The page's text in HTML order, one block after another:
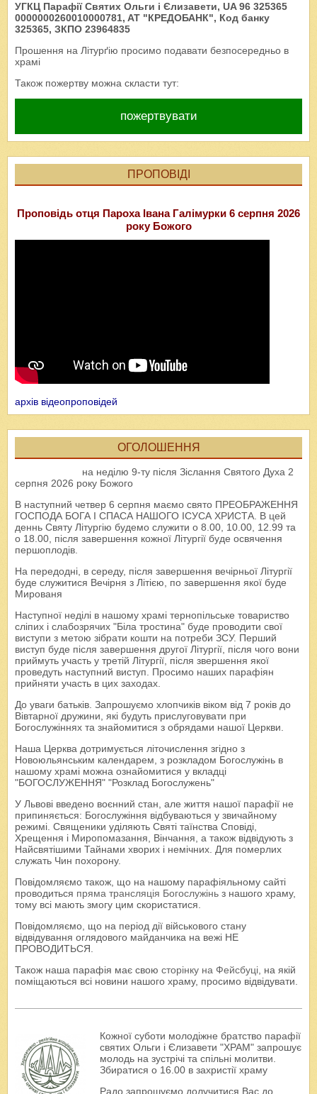
УГКЦ Парафії Святих Ольги і Єлизавети, UA 96 325365
0000000260010000781, AT "КРЕДОБАНК", Код банку
325365, ЗКПО 23964835
Прошення на Літурґію просимо подавати безпосередньо в
храмі
Також пожертву можна скласти тут:
пожертвувати
ПРОПОВІДІ
Проповідь отця Пароха Івана Галімурки 6 серпня 2026
року Божого
архів відеопроповідей
ОГОЛОШЕННЯ
на неділю 9-ту після Зіслання Святого Духа 2
серпня 2026 року Божого
В наступний четвер 6 серпня маємо свято ПРЕОБРАЖЕННЯ
ГОСПОДА БОГА І СПАСА НАШОГО ІСУСА ХРИСТА. В цей
деннь Святу Літургію будемо служити о 8.00, 10.00, 12.99 та
о 18.00, після завершення кожної Літургії буде освячення
першоплодів.
На передодні, в середу, після завершення вечірньої Літургії
буде служитися Вечірня з Літією, по завершення якої буде
Мированя
Наступної неділі в нашому храмі тернопільське товариство
сліпих і слабозрячих "Біла тростина" буде проводити свої
виступи з метою зібрати кошти на потреби ЗСУ. Перший
виступ буде після завершення другої Літургії, після чого вони
приймуть участь у третій Літургії, після звершення якої
проведуть наступний виступ. Просимо наших парафіян
прийняти участь в цих заходах.
До уваги батьків. Запрошуємо хлопчиків віком від 7 років до
Вівтарної дружини, які будуть прислуговувати при
Богослужіннях та знайомитися з обрядами нашої Церкви.
Наша Церква дотримується літочислення згідно з
Новоюльянським календарем, з розкладом Богослужінь в
нашому храмі можна ознайомитися у вкладці
"БОГОСЛУЖЕННЯ" "Розклад Богослужень"
У Львові введено воєнний стан, але життя нашої парафії не
припиняється: Богослужіння відбуваються у звичайному
режимі. Священики уділяють Святі таїнства Сповіді,
Хрещення і Миропомазання, Вінчання, а також відвідують з
Найсвятішими Тайнами хворих і немічних. Для померлих
служать Чин похорону.
Повідомляємо також, що на нашому парафіяльному сайті
проводиться пряма трансляція Богослужінь з нашого храму,
тому всі мають змогу цим скористатися.
Повідомляємо, що на період дії військового стану
відвідування оглядового майданчика на вежі НЕ
ПРОВОДИТЬСЯ.
Також наша парафія має свою сторінку на Фейсбуці, на якій
поміщаються всі новини нашого храму, просимо відвідувати.
Кожної суботи молодіжне братство парафії
святих Ольги і Єлизавети "ХРАМ" запрошує
молодь на зустрічі та спільні молитви.
Збиратися о 16.00 в захристії храму
Радо запрошуємо долучитися Вас до